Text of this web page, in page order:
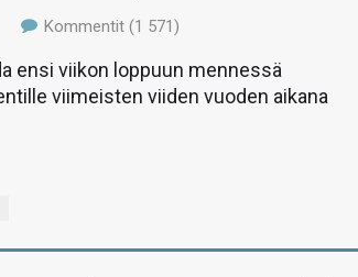
Kommentit (1 571)
ensi viikon loppuun mennessä
viimeisten viiden vuoden aikana